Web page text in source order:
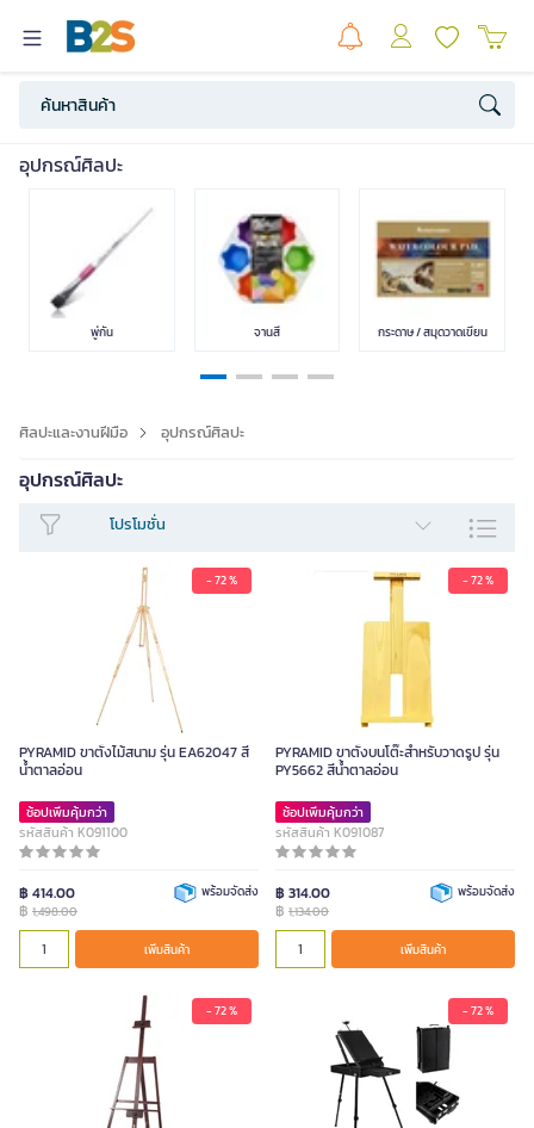
สี
แสดงน้อยลง
อุปกรณ์ศิลปะ
พู่กัน จานสี กระดาษ / สมุดวาดเขียน
ศิลปะและงานฝีมือ อุปกรณ์ศิลปะ
อุปกรณ์ศิลปะ
โปรโมชั่น
- 72 %
PYRAMID ขาตั้งไม้สนาม รุ่น EA62047 สี
น้ำตาลอ่อน
ช้อปเพิ่มคุ้มกว่า
รหัสสินค้า K091100
฿ 414.00
฿ 1,498.00
พร้อมจัดส่ง
เพิ่มสินค้า
- 72 %
PYRAMID ขาตั้งบนโต๊ะสำหรับวาดรูป รุ่น
PY5662 สีน้ำตาลอ่อน
ช้อปเพิ่มคุ้มกว่า
รหัสสินค้า K091087
฿ 314.00
฿ 1,134.00
พร้อมจัดส่ง
เพิ่มสินค้า
- 72 % - 72 %